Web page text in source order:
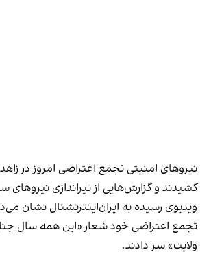
نیروهای امنیتی تجمع اعتراضی امروز در
کشیدند و گزارش‌هایی از تیراندازی
ویدیوی رسیده به ایران‌اینترنشنال نشان
تجمع اعتراضی خود شعار «این همه سال
ولایت» سر دادند.